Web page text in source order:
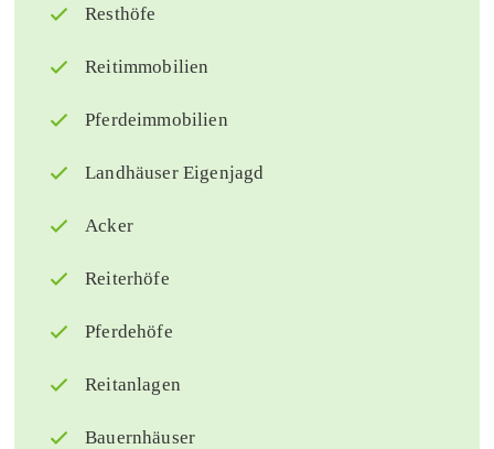
Resthöfe
Reitimmobilien
Pferdeimmobilien
Landhäuser Eigenjagd
Acker
Reiterhöfe
Pferdehöfe
Reitanlagen
Bauernhäuser